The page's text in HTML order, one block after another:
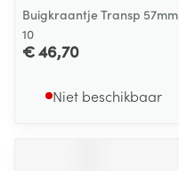
Buigkraantje Transp 57mm
10
€ 46,70
Niet beschikbaar